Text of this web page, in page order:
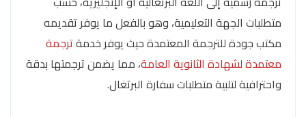
متطلبات الجهة التعليمية، وهو بالفعل ما يوفر تقديمه
مكتب جودة للترجمة المعتمدة حيث يوفر خدمةترجمة
معتمدة لشهادة الثانوية العامة، مما يضمن ترجمتها بدقة
واحترافية لتلبية متطلبات سفارة البرتغال.